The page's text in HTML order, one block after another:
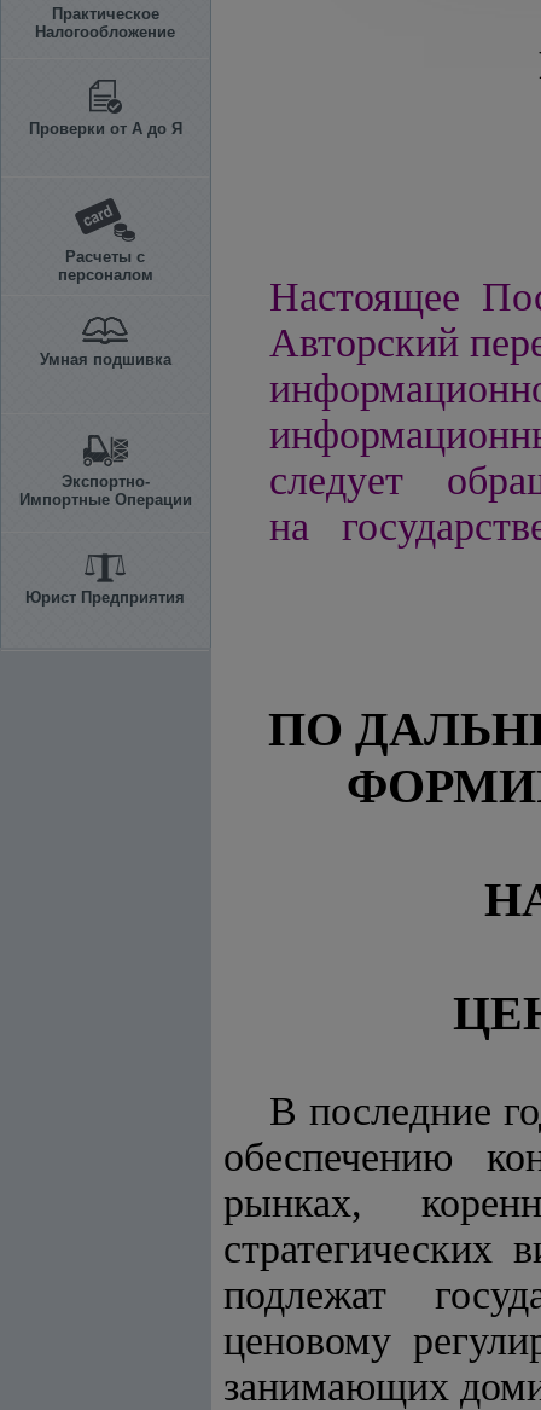
Практическое
Налогообложение
Проверки от А до Я
Расчеты с
персоналом
Умная подшивка
Экспортно-
Импортные Операции
Юрист Предприятия
Настоящее
Авторский
следует
на
ПО
В последние
обеспечению
рынках,
подлежат
ценовому
занимающих